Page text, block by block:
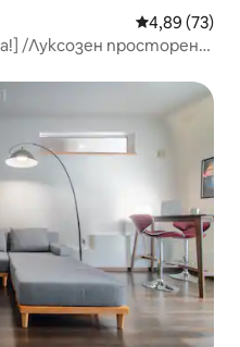
Средна
4,89 (73)
/Луксозен просторен
Ремонтирана 100-